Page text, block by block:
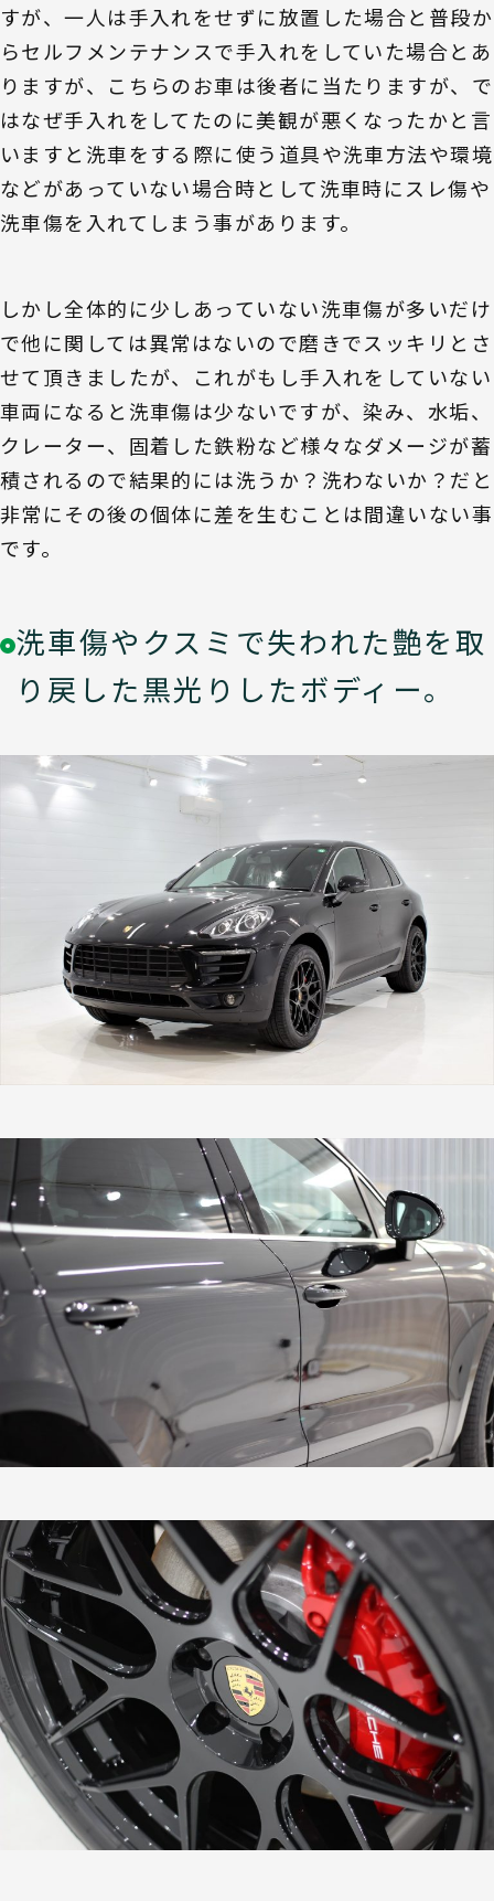
すが、一人は手入れをせずに放置した場合と普段か
らセルフメンテナンスで手入れをしていた場合とあ
りますが、こちらのお車は後者に当たりますが、で
はなぜ手入れをしてたのに美観が悪くなったかと言
いますと洗車をする際に使う道具や洗車方法や環境
などがあっていない場合時として洗車時にスレ傷や
洗車傷を入れてしまう事があります。
しかし全体的に少しあっていない洗車傷が多いだけ
で他に関しては異常はないので磨きでスッキリとさ
せて頂きましたが、これがもし手入れをしていない
車両になると洗車傷は少ないですが、染み、水垢、
クレーター、固着した鉄粉など様々なダメージが蓄
積されるので結果的には洗うか？洗わないか？だと
非常にその後の個体に差を生むことは間違いない事
です。
洗車傷やクスミで失われた艶を取
り戻した黒光りしたボディー。